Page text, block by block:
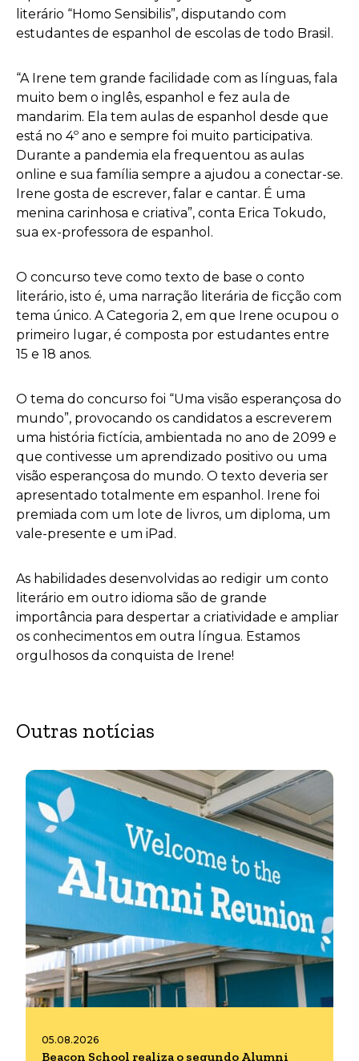
literário “Homo Sensibilis”, disputando com
estudantes de espanhol de escolas de todo Brasil.
“A Irene tem grande facilidade com as línguas, fala
muito bem o inglês, espanhol e fez aula de
mandarim. Ela tem aulas de espanhol desde que
está no 4º ano e sempre foi muito participativa.
Durante a pandemia ela frequentou as aulas
online e sua família sempre a ajudou a conectar-se.
Irene gosta de escrever, falar e cantar. É uma
menina carinhosa e criativa”, conta Erica Tokudo,
sua ex-professora de espanhol.
O concurso teve como texto de base o conto
literário, isto é, uma narração literária de ficção com
tema único. A Categoria 2, em que Irene ocupou o
primeiro lugar, é composta por estudantes entre
15 e 18 anos.
O tema do concurso foi “Uma visão esperançosa do
mundo”, provocando os candidatos a escreverem
uma história fictícia, ambientada no ano de 2099 e
que contivesse um aprendizado positivo ou uma
visão esperançosa do mundo. O texto deveria ser
apresentado totalmente em espanhol. Irene foi
premiada com um lote de livros, um diploma, um
vale-presente e um iPad.
As habilidades desenvolvidas ao redigir um conto
literário em outro idioma são de grande
importância para despertar a criatividade e ampliar
os conhecimentos em outra língua. Estamos
orgulhosos da conquista de Irene!
Outras notícias
05.08.2026
Beacon School realiza o segundo Alumni